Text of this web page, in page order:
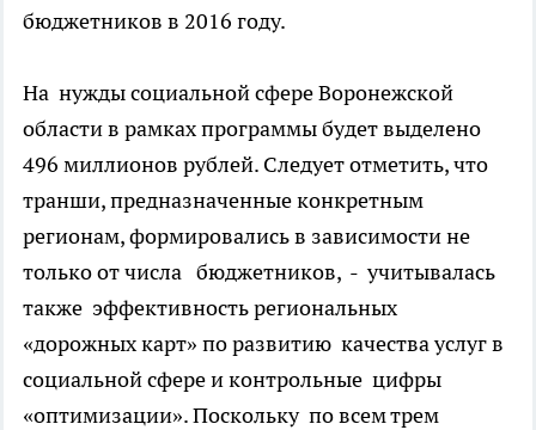
бюджетников в 2016 году.
На нужды социальной сфере Воронежской
области в рамках программы будет выделено
496 миллионов рублей. Следует отметить, что
транши, предназначенные конкретным
регионам, формировались в зависимости не
только от числа бюджетников, - учитывалась
также эффективность региональных
«дорожных карт» по развитию качества услуг в
социальной сфере и контрольные цифры
«оптимизации». Поскольку по всем трем